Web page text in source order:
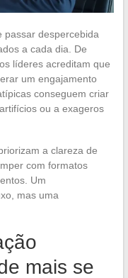
passar despercebida
a cada dia. De
líderes acreditam que
um engajamento
conseguem criar
ou a exageros
a clareza de
com formatos
Um
mas uma
mais se